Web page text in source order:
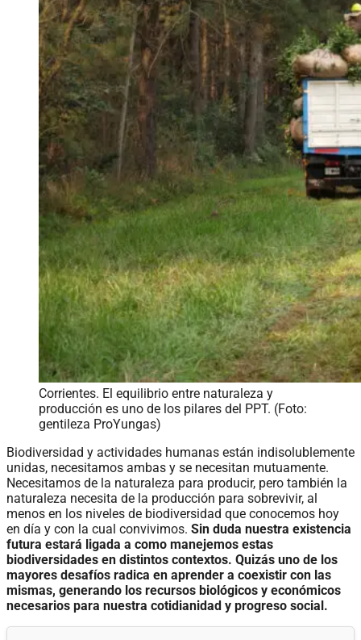
Corrientes. El equilibrio entre naturaleza y
producción es uno de los pilares del PPT. (Foto:
gentileza ProYungas)
Biodiversidad y actividades humanas están indisolublemente
unidas, necesitamos ambas y se necesitan mutuamente.
Necesitamos de la naturaleza para producir, pero también la
naturaleza necesita de la producción para sobrevivir, al
menos en los niveles de biodiversidad que conocemos hoy
en día y con la cual convivimos. Sin duda nuestra existencia
futura estará ligada a como manejemos estas
biodiversidades en distintos contextos. Quizás uno de los
mayores desafíos radica en aprender a coexistir con las
mismas, generando los recursos biológicos y económicos
necesarios para nuestra cotidianidad y progreso social.